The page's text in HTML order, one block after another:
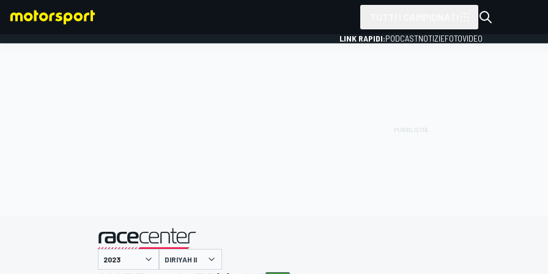
LINK RAPIDI:PODCASTNOTIZIEFOTOVIDEO
presentato da
DIRIYAH II